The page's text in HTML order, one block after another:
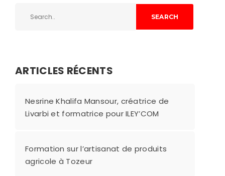
SEARCH
ARTICLES RÉCENTS
Nesrine Khalifa Mansour, créatrice de
Livarbi et formatrice pour ILEY’COM
Formation sur l’artisanat de produits
agricole à Tozeur